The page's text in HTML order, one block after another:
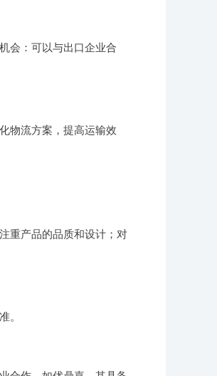
会：可以与出口企业合
物流方案，提高运输效
重产品的品质和设计；对
。